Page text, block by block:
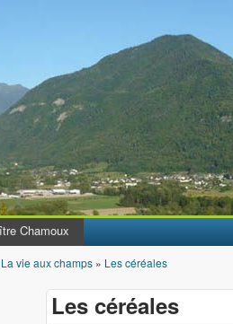
Chamoux
La vie aux champs » Les céréales
Les céréales